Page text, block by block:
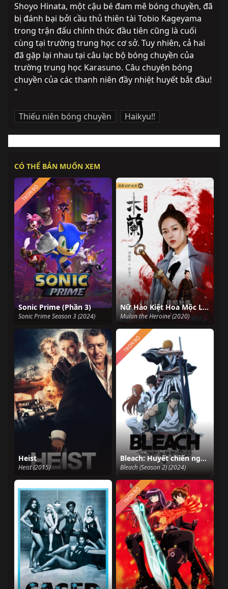
Shoyo Hinata, một cậu bé đam mê bóng chuyền, đã
bị đánh bại bởi cầu thủ thiên tài Tobio Kageyama
trong trận đấu chính thức đầu tiên cũng là cuối
cùng tại trường trung học cơ sở. Tuy nhiên, cả hai
đã gặp lại nhau tại câu lạc bộ bóng chuyền của
trường trung học Karasuno. Câu chuyện bóng
chuyền của các thanh niên đầy nhiệt huyết bắt đầu!
"
Thiếu niên bóng chuyền , Haikyu!!
CÓ THỂ BẢN MUỐN XEM
Sonic Prime (Phần 3)
Sonic Prime Season 3 (2024)
TRỌN BỘ
Nữ Hào Kiệt Hoa Mộc Lan
Mulan the Heroine (2020)
Heist
Heist (2015)
Bleach: Huyết chiến ngàn năm (Part 3)
Bleach (Season 2) (2024)
TRỌN BỘ
TRỌN BỘ